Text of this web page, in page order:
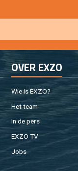
OVER EXZO
Wie is EXZO?
Het team
In de pers
EXZO TV
Jobs